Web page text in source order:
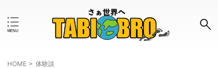
キーワードで検索する
HOME > 体験談